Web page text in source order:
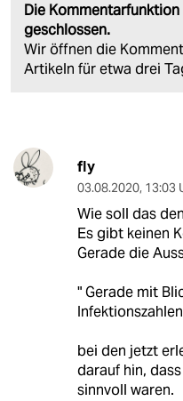
Die
geschlossen.
Wir öffnen die
Artikeln für etwa drei
fly
03.08.2020, 13:03
Wie soll das
Es gibt keinen
Gerade die
" Gerade mit
bei den jetzt
darauf hin,
sinnvoll waren.